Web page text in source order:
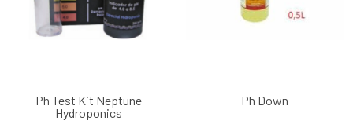
Ph Test Kit Neptune
Hydroponics
Ph Down